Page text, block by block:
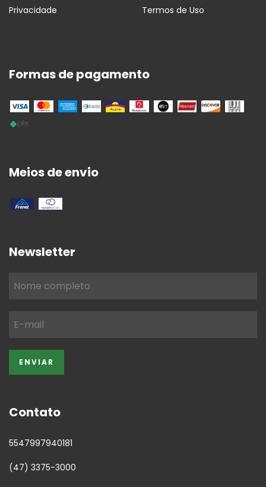
Privacidade Termos de Uso
Formas de pagamento
Meios de envio
Newsletter
Contato
5547997940181
(47) 3375-3000